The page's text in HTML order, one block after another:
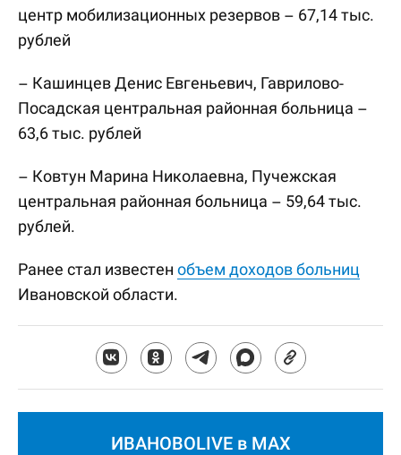
центр мобилизационных резервов – 67,14 тыс.
рублей
– Кашинцев Денис Евгеньевич, Гаврилово-
Посадская центральная районная больница –
63,6 тыс. рублей
– Ковтун Марина Николаевна, Пучежская
центральная районная больница – 59,64 тыс.
рублей.
Ранее стал известен объем доходов больниц
Ивановской области.
ИВАНОВОLIVE в MAX